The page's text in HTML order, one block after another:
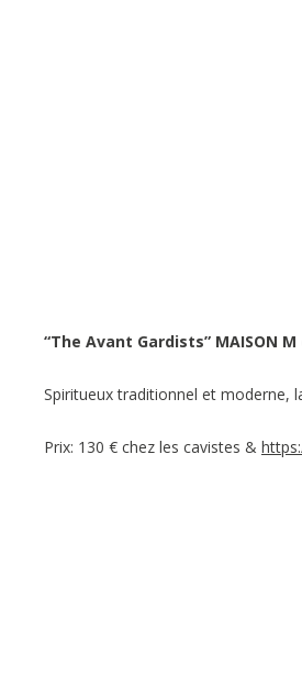
“The Avant Gardists” MAISON
Spiritueux traditionnel et moderne,
Prix: 130 € chez les cavistes &